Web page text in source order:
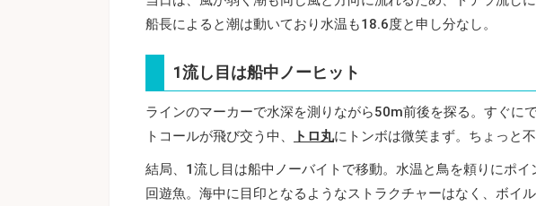
船長によると潮は動いており水温も18.6度と申し分なし。
1流し目は船中ノーヒット
ラインのマーカーで水深を測りながら50m前後を探る。すぐに
トコールが飛び交う中、
トロ丸にトンボは微笑まず。ちょっと
結局、1流し目は船中ノーバイトで移動。水温と鳥を頼りにポ
回遊魚。海中に目印となるようなストラクチャーはなく、ボイ